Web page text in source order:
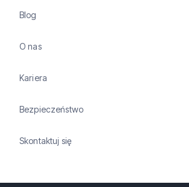
Blog
O nas
Kariera
Bezpieczeństwo
Skontaktuj się